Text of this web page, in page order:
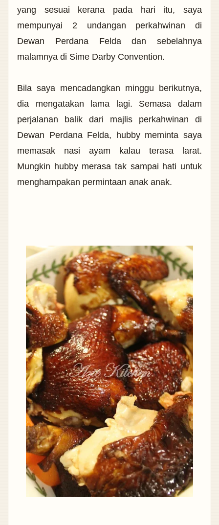
yang sesuai kerana pada hari itu, saya
mempunyai 2 undangan perkahwinan di
Dewan Perdana Felda dan sebelahnya
malamnya di Sime Darby Convention.
Bila saya mencadangkan minggu berikutnya,
dia mengatakan lama lagi. Semasa dalam
perjalanan balik dari majlis perkahwinan di
Dewan Perdana Felda, hubby meminta saya
memasak nasi ayam kalau terasa larat.
Mungkin hubby merasa tak sampai hati untuk
menghampakan permintaan anak anak.